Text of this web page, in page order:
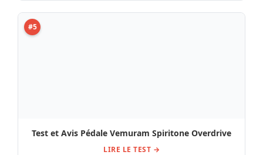
#5
Test et Avis Pédale Vemuram Spiritone Overdrive
LIRE LE TEST →